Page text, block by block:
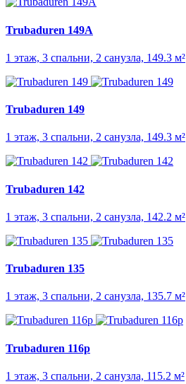
Trubaduren 149A
1 этаж, 3 спальни, 2 санузла, 149.3 м²
Trubaduren 149
1 этаж, 3 спальни, 2 санузла, 149.3 м²
Trubaduren 142
1 этаж, 3 спальни, 2 санузла, 142.2 м²
Trubaduren 135
1 этаж, 3 спальни, 2 санузла, 135.7 м²
Trubaduren 116p
1 этаж, 3 спальни, 2 санузла, 115.2 м²